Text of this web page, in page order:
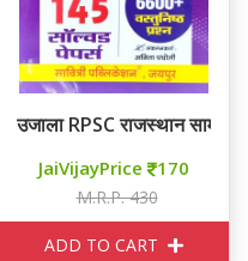
इतिहास
उजाला RPSC राजस्थान
JaiVijayPrice 170
M.R.P. 430
ADD TO CART